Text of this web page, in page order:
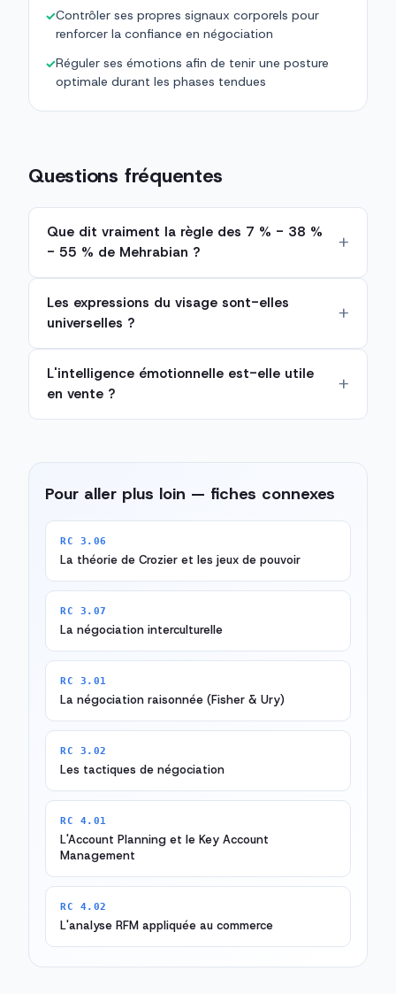
✓Contrôler ses propres signaux corporels pour
renforcer la confiance en négociation
✓Réguler ses émotions afin de tenir une posture
optimale durant les phases tendues
Questions fréquentes
Que dit vraiment la règle des 7 % - 38 %
- 55 % de Mehrabian ?
Les expressions du visage sont-elles
universelles ?
L'intelligence émotionnelle est-elle utile
en vente ?
Pour aller plus loin — fiches connexes
RC 3.06
La théorie de Crozier et les jeux de pouvoir
RC 3.07
La négociation interculturelle
RC 3.01
La négociation raisonnée (Fisher & Ury)
RC 3.02
Les tactiques de négociation
RC 4.01
L'Account Planning et le Key Account
Management
RC 4.02
L'analyse RFM appliquée au commerce